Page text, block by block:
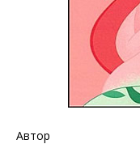
Автор